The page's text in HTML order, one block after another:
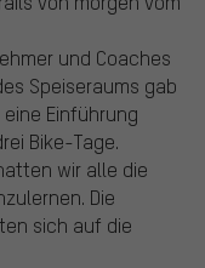
und Coaches
Speiseraums gab
Einführung
Bike-Tage.
wir alle die
Die
sich auf die